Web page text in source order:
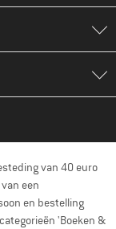
van 40 euro
een
en bestelling
'Boeken &